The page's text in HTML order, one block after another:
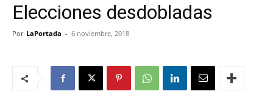
Elecciones desdobladas
Por LaPortada - 6 noviembre, 2018